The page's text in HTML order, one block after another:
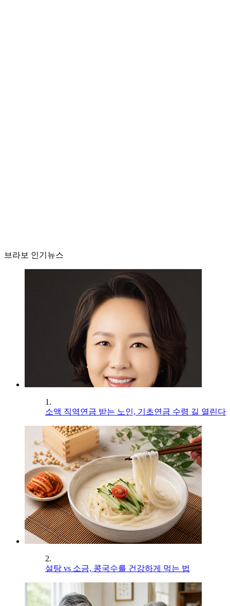
브라보 인기뉴스
1.
소액 직역연금 받는 노인, 기초연금 수령 길 열린다
2.
설탕 vs 소금, 콩국수를 건강하게 먹는 법